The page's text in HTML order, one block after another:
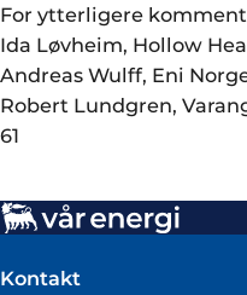
For ytterligere
Ida Løvheim, Hollow
Andreas Wulff, Eni
Robert Lundgren,
61
Kontakt